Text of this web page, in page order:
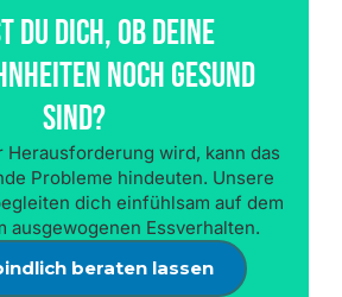
Du Dich, Ob Deine
Noch Gesund
Sind?
Herausforderung wird, kann das
Probleme hindeuten. Unsere
dich einfühlsam auf dem
ausgewogenen Essverhalten.
beraten lassen